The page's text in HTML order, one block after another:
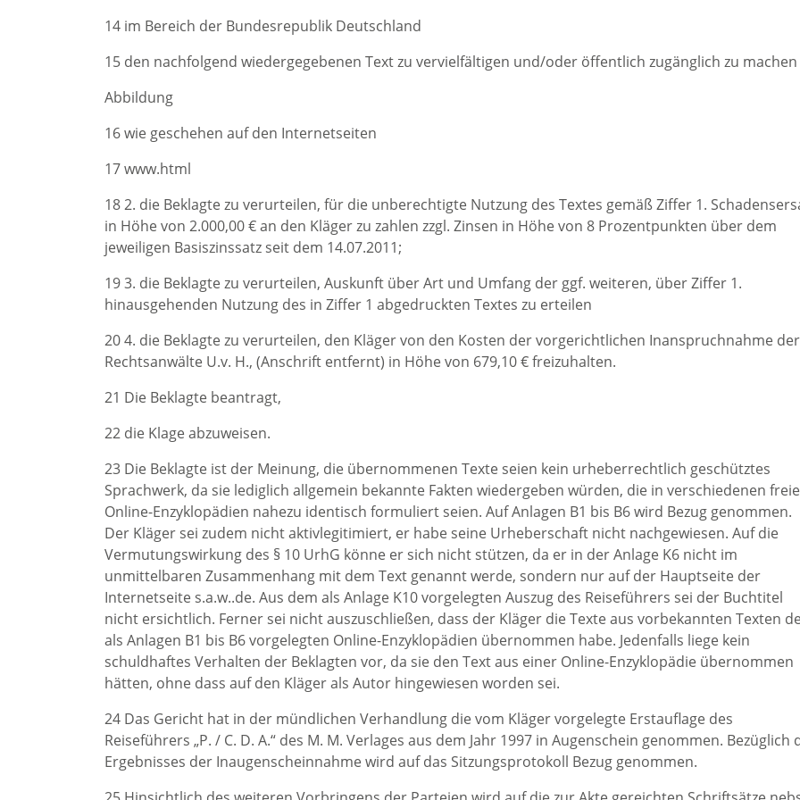
14 im Bereich der Bundesrepublik Deutschland
15 den nachfolgend wiedergegebenen Text zu vervielfältigen und/oder öffentlich zugänglich zu machen
Abbildung
16 wie geschehen auf den Internetseiten
17 www.html
18 2. die Beklagte zu verurteilen, für die unberechtigte Nutzung des Textes gemäß Ziffer 1.
in Höhe von 2.000,00 € an den Kläger zu zahlen zzgl. Zinsen in Höhe von 8 Prozentpunkten über dem
jeweiligen Basiszinssatz seit dem 14.07.2011;
19 3. die Beklagte zu verurteilen, Auskunft über Art und Umfang der ggf. weiteren, über Ziffer 1.
hinausgehenden Nutzung des in Ziffer 1 abgedruckten Textes zu erteilen
20 4. die Beklagte zu verurteilen, den Kläger von den Kosten der vorgerichtlichen Inanspruchnahme der
Rechtsanwälte U.v. H., (Anschrift entfernt) in Höhe von 679,10 € freizuhalten.
21 Die Beklagte beantragt,
22 die Klage abzuweisen.
23 Die Beklagte ist der Meinung, die übernommenen Texte seien kein urheberrechtlich geschütztes
Sprachwerk, da sie lediglich allgemein bekannte Fakten wiedergeben würden, die in verschiedenen
Online-Enzyklopädien nahezu identisch formuliert seien. Auf Anlagen B1 bis B6 wird Bezug genommen.
Der Kläger sei zudem nicht aktivlegitimiert, er habe seine Urheberschaft nicht nachgewiesen. Auf die
Vermutungswirkung des § 10 UrhG könne er sich nicht stützen, da er in der Anlage K6 nicht im
unmittelbaren Zusammenhang mit dem Text genannt werde, sondern nur auf der Hauptseite der
Internetseite s.a.w..de. Aus dem als Anlage K10 vorgelegten Auszug des Reiseführers sei der Buchtitel
nicht ersichtlich. Ferner sei nicht auszuschließen, dass der Kläger die Texte aus vorbekannten Texten
als Anlagen B1 bis B6 vorgelegten Online-Enzyklopädien übernommen habe. Jedenfalls liege kein
schuldhaftes Verhalten der Beklagten vor, da sie den Text aus einer Online-Enzyklopädie übernommen
hätten, ohne dass auf den Kläger als Autor hingewiesen worden sei.
24 Das Gericht hat in der mündlichen Verhandlung die vom Kläger vorgelegte Erstauflage des
Reiseführers „P. / C. D. A.“ des M. M. Verlages aus dem Jahr 1997 in Augenschein genommen. Bezüglich
Ergebnisses der Inaugenscheinnahme wird auf das Sitzungsprotokoll Bezug genommen.